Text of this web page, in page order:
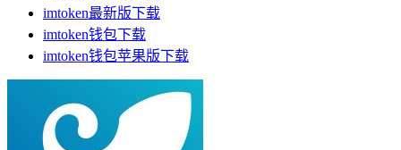
imtoken最新版下载
imtoken钱包下载
imtoken钱包苹果版下载